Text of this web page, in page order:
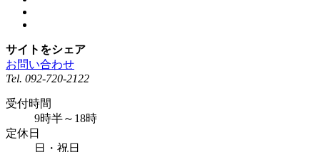
サイトをシェア
お問い合わせ
Tel. 092-720-2122
受付時間
9時半～18時
定休日
日・祝日